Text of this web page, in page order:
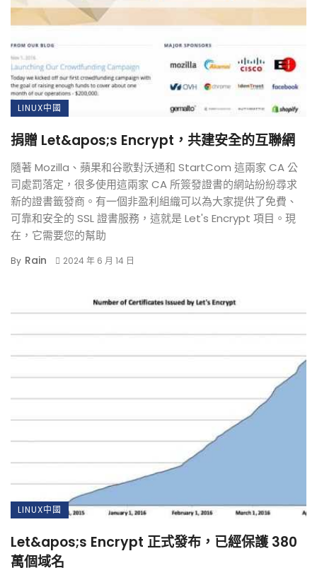
LINUX中國
捐贈 Let&apos;s Encrypt，共建安全的互聯網
隨著 Mozilla、蘋果和谷歌對沃通和 StartCom 這兩家 CA 公
司處罰落定，很多使用這兩家 CA 所簽發證書的網站紛紛尋求
新的證書籤發商。有一個非盈利組織可以為大家提供了免費、
可靠和安全的 SSL 證書服務，這就是 Let's Encrypt 項目。現
在，它需要您的幫助
By Rain 2024 年 6 月 14 日
LINUX中國
Let&apos;s Encrypt 正式發布，已經保護 380
萬個域名